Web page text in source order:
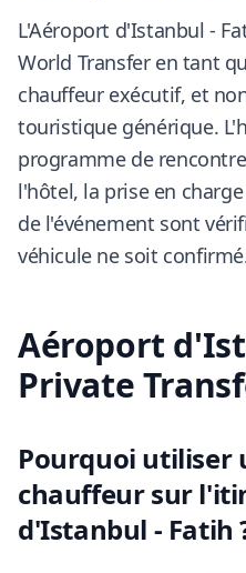
L'Aéroport d'Istanbul -
World Transfer en tant
chauffeur exécutif, et
touristique générique.
programme de
l'hôtel, la prise en
de l'événement sont
véhicule ne soit
Aéroport
Private
Pourquoi utiliser
chauffeur sur
d'Istanbul - Fatih